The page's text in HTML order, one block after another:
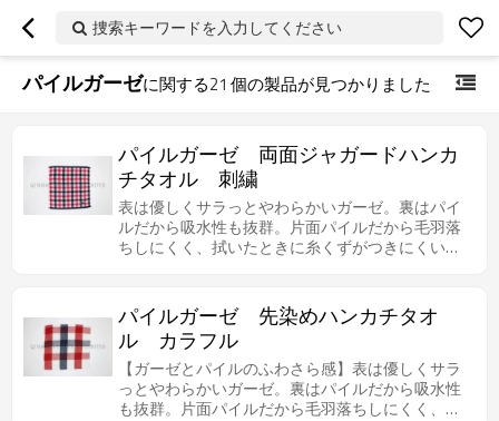
捜索キーワードを入力してください
パイルガーゼに関する21 個の製品が見つかりました
パイルガーゼ 両面ジャガードハンカ
チタオル 刺繍
表は優しくサラっとやわらかいガーゼ。裏はパイ
ルだから吸水性も抜群。片面パイルだから毛羽落
ちしにくく、拭いたときに糸くずがつきにくいの
パイルガーゼ 先染めハンカチタオ
ル カラフル
【ガーゼとパイルのふわさら感】表は優しくサラ
っとやわらかいガーゼ。裏はパイルだから吸水性
も抜群。片面パイルだから毛羽落ちしにくく、拭